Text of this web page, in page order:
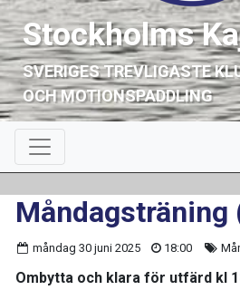
Stockholms
SVERIGES TREVLIGASTE
OCH MOTIONSPADDLING
Måndagsträning
måndag 30 juni 2025 18:00
Ombytta och klara för utfärd kl